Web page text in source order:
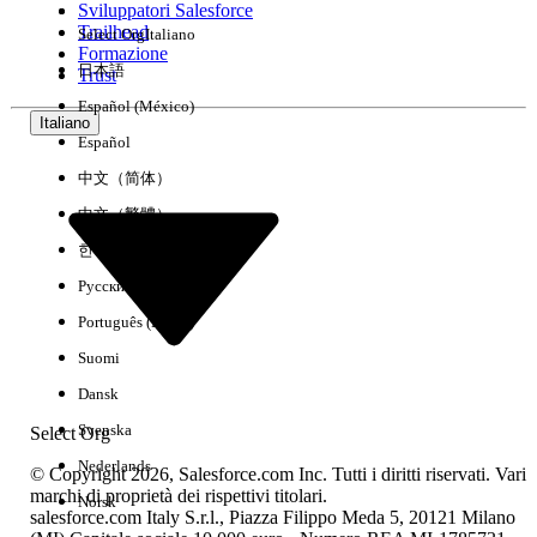
Esperienza
Nessun risultato
Sviluppatori Salesforce
Trailhead
Formazione
Trust
Italiano
Select Org
Select OrgItaliano
日本語
Español (México)
Español
中文（简体）
中文（繁體）
한국어
Русский
Português (Brasil)
Suomi
Dansk
Svenska
Nederlands
Norsk
© Copyright 2026, Salesforce.com Inc. Tutti i diritti riservati. Vari
marchi di proprietà dei rispettivi titolari.
salesforce.com Italy S.r.l., Piazza Filippo Meda 5, 20121 Milano